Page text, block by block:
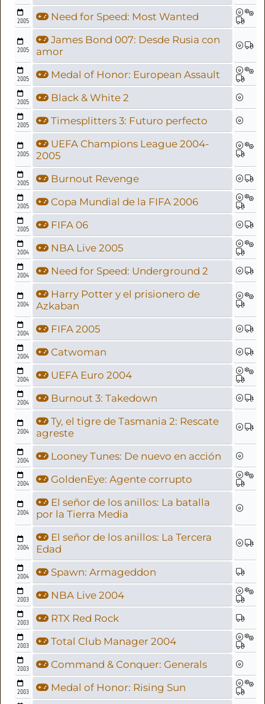
2005 Need for Speed: Most Wanted
2005
James Bond 007: Desde Rusia con
amor
2005 Medal of Honor: European Assault
2005 Black & White 2
2005 Timesplitters 3: Futuro perfecto
2005
UEFA Champions League 2004-
2005
2005 Burnout Revenge
2005 Copa Mundial de la FIFA 2006
2005 FIFA 06
2004 NBA Live 2005
2004 Need for Speed: Underground 2
2004
Harry Potter y el prisionero de
Azkaban
2004 FIFA 2005
2004 Catwoman
2004 UEFA Euro 2004
2004 Burnout 3: Takedown
2004
Ty, el tigre de Tasmania 2: Rescate
agreste
2004 Looney Tunes: De nuevo en acción
2004 GoldenEye: Agente corrupto
2004
El señor de los anillos: La batalla
por la Tierra Media
2004
El señor de los anillos: La Tercera
Edad
2004 Spawn: Armageddon
2003 NBA Live 2004
2003 RTX Red Rock
2003 Total Club Manager 2004
2003 Command & Conquer: Generals
2003 Medal of Honor: Rising Sun